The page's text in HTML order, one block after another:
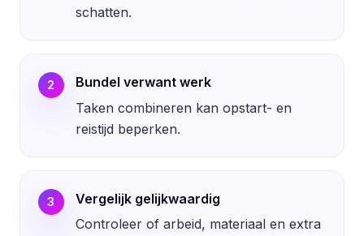
schatten.
2
Bundel verwant werk
Taken combineren kan opstart- en
reistijd beperken.
3
Vergelijk gelijkwaardig
Controleer of arbeid, materiaal en extra